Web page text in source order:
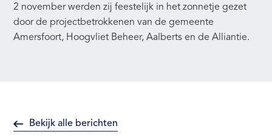
2 november werden zij feestelijk in het zonnetje gezet
door de projectbetrokkenen van de gemeente
Amersfoort, Hoogvliet Beheer, Aalberts en de Alliantie.
Bekijk alle berichten